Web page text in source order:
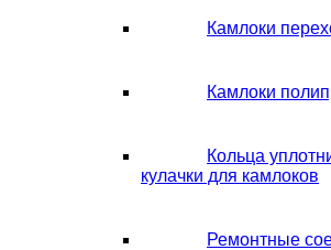
Камлоки
Камлоки
Кольца
кулачки для камлоков
Ремонтные